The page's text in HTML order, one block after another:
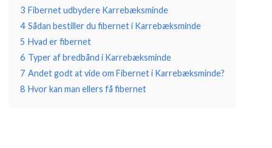
3 Fibernet udbydere Karrebæksminde
4 Sådan bestiller du fibernet i Karrebæksminde
5 Hvad er fibernet
6 Typer af bredbånd i Karrebæksminde
7 Andet godt at vide om Fibernet i Karrebæksminde?
8 Hvor kan man ellers få fibernet